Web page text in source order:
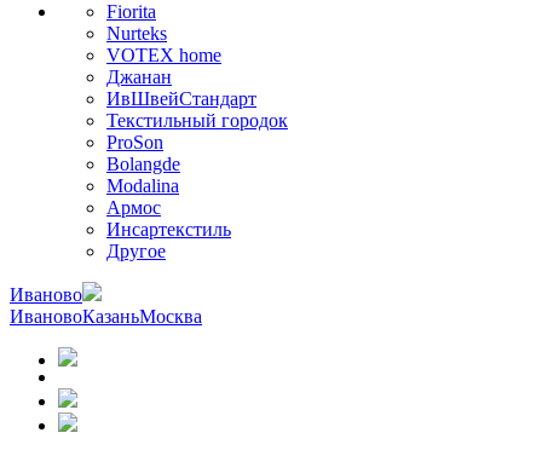
Fiorita
Nurteks
VOTEX home
Джанан
ИвШвейСтандарт
Текстильный городок
ProSon
Bolangde
Modalina
Армос
Инсартекстиль
Другое
Иваново
ИвановоКазаньМосква